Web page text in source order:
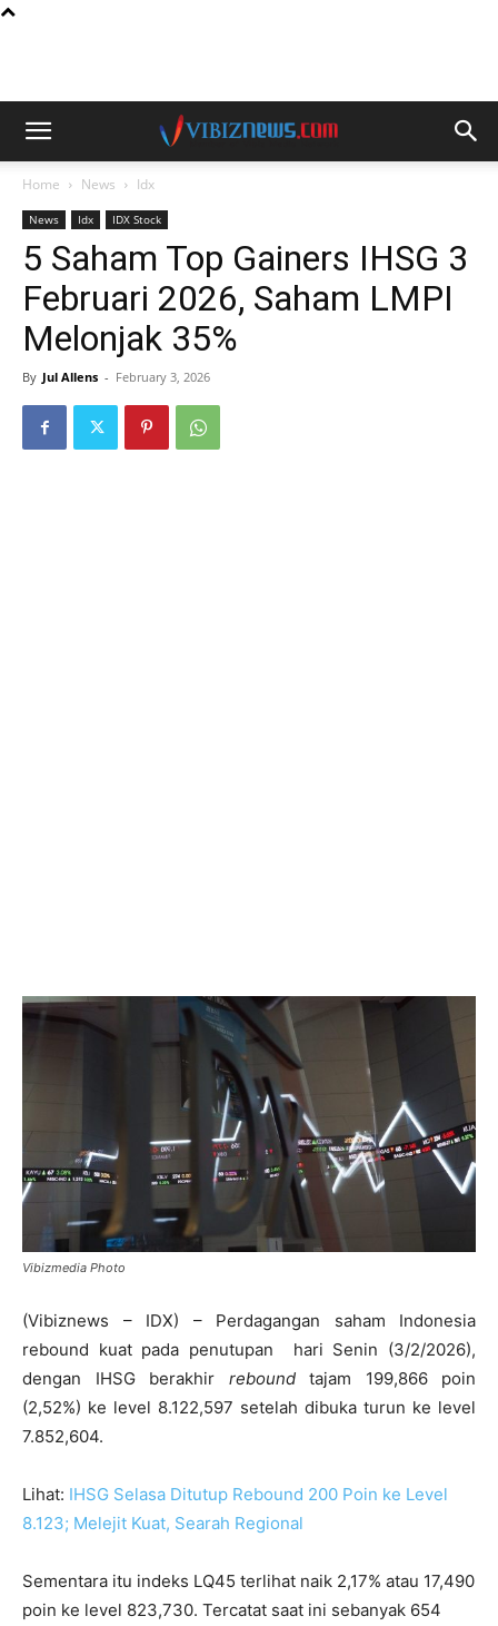
Home News Idx
News Idx IDX Stock
5 Saham Top Gainers IHSG 3
Februari 2026, Saham LMPI
Melonjak 35%
By Jul Allens - February 3, 2026
Vibizmedia Photo
(Vibiznews – IDX) – Perdagangan saham Indonesia
rebound kuat pada penutupan hari Senin (3/2/2026),
dengan IHSG berakhir reboundtajam 199,866 poin
(2,52%) ke level 8.122,597 setelah dibuka turun ke level
7.852,604.
Lihat: IHSG Selasa Ditutup Rebound 200 Poin ke Level
8.123; Melejit Kuat, Searah Regional
Sementara itu indeks LQ45 terlihat naik 2,17% atau 17,490
poin ke level 823,730. Tercatat saat ini sebanyak 654